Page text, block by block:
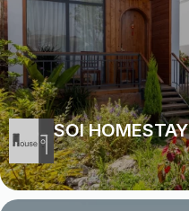
SOI HOMESTAY